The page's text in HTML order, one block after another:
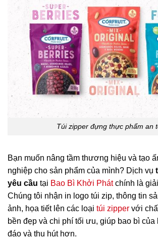
Túi zipper đựng thực phẩm an
Bạn muốn nâng tầm thương hiệu và tạo
nghiệp cho sản phẩm của mình? Dịch vụ
yêu cầu tại Bao Bì Khởi Phátchính là
Chúng tôi nhận in logo túi zip, thông tin
ảnh, họa tiết lên các loại túi zipper với
bền đẹp và chi phí tối ưu, giúp bao bì của
đáo và thu hút hơn.